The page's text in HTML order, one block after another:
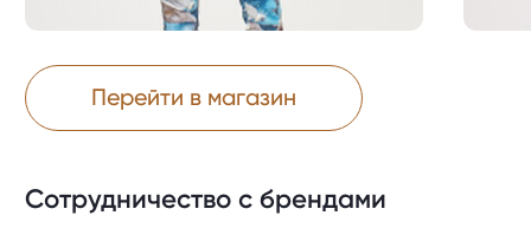
Перейти в магазин
Сотрудничество с брендами